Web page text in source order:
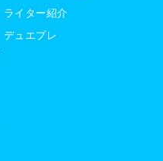
ライター紹介
デュエプレ